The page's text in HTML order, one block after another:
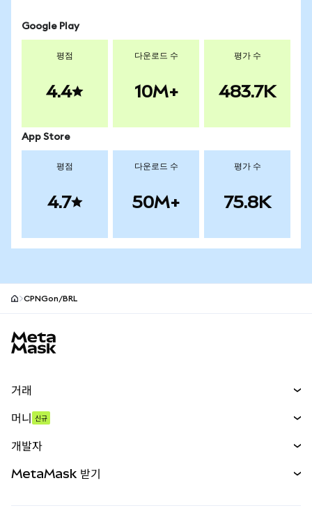
Google Play
평점
4.4
다운로드 수
10M+
평가 수
483.7K
App Store
평점
4.7
다운로드 수
50M+
평가 수
75.8K
CPNGon/BRL
거래
무기한 선물
실물자산
머니 신규
개발자
MetaMask 받기